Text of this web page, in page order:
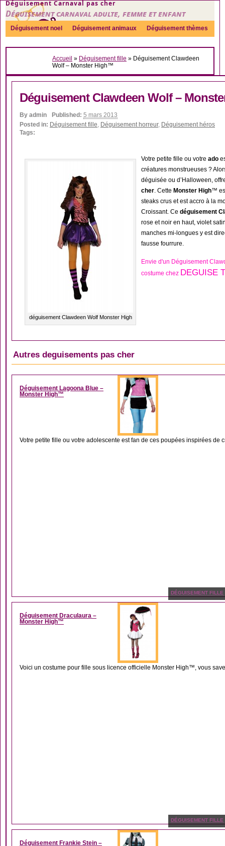
Déguisement Carnaval pas cher
Déguisement carnaval adulte, femme et enfant
Déguisement noel Déguisement animaux Déguisement thèmes
Sexy Déguisement couple Déguisements par genre Idées
Accueil » Déguisement fille » Déguisement Clawdeen
Wolf – Monster High™
Déguisement Clawdeen Wolf –
By admin Published: 5 mars 2013
Posted in: Déguisement fille, Déguisement horreur, Déguisement héros
Tags:
déguisement Clawdeen Wolf Monster High
Votre petite fille ou votre ado
créatures monstrueuses ?
déguisée ou d’Halloween,
cher. Cette Monster High™
steaks crus et est accro à la
Croissant. Ce déguisement
rose et noir en haut, violet
manches mi-longues y est
fausse fourrure.
Envie d'un Déguisement
costume chez DEGUISE
Autres deguisements pas cher
DÉGUISEMENT FILLE
Déguisement Lagoona Blue –
Monster High™
Votre petite fille ou votre adolescente est fan de ces poupées inspirées de
DÉGUISEMENT FILLE
Déguisement Draculaura –
Monster High™
Voici un costume pour fille sous licence officielle Monster High™, vous
DÉGUISEMENT FILLE
Déguisement Frankie Stein –